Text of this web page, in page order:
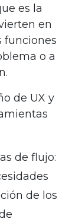
es la
en
funciones
o a
de UX y
de flujo:
de los